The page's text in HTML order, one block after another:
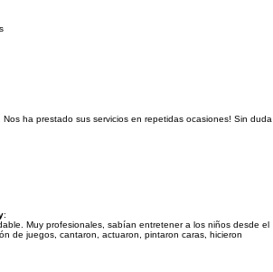
ha prestado sus servicios en repetidas ocasiones! Sin duda
:
Muy profesionales, sabían entretener a los niños desde el
de juegos, cantaron, actuaron, pintaron caras, hicieron